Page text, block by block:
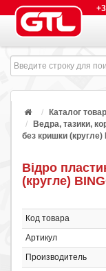
Каталог
Ведра, тазики,
без кришки (кругле)
Відро
(кругле)
Код товара
Артикул
Производитель